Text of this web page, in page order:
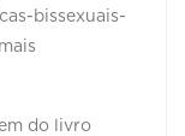
bissexuais-
do livro